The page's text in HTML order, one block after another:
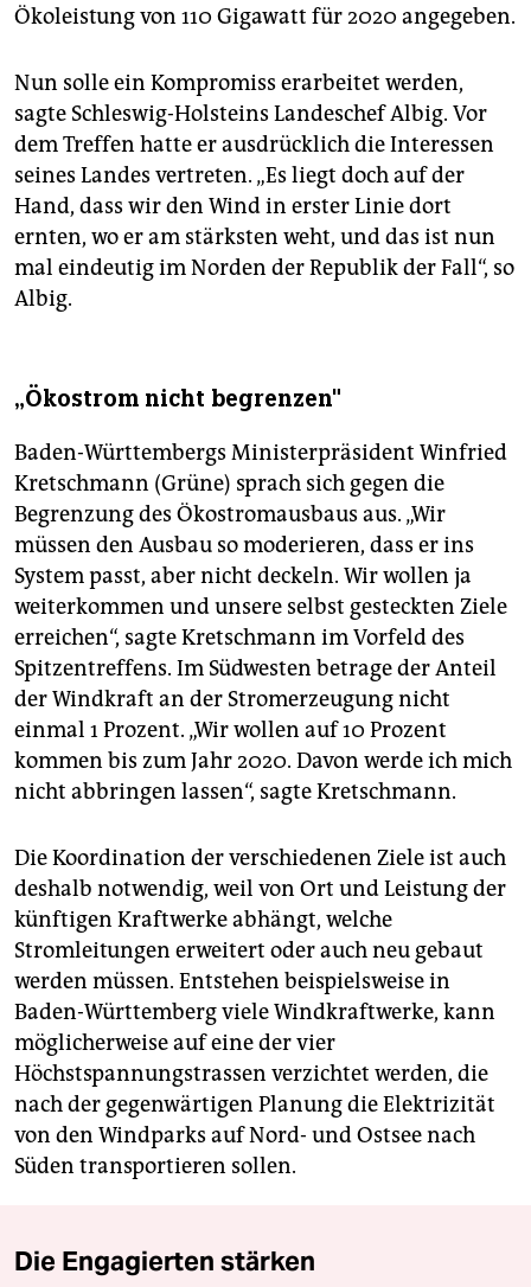
Ökoleistung von 110 Gigawatt für 2020 angegeben.
Nun solle ein Kompromiss erarbeitet werden,
sagte Schleswig-Holsteins Landeschef Albig. Vor
dem Treffen hatte er ausdrücklich die Interessen
seines Landes vertreten. „Es liegt doch auf der
Hand, dass wir den Wind in erster Linie dort
ernten, wo er am stärksten weht, und das ist nun
mal eindeutig im Norden der Republik der Fall“, so
Albig.
„Ökostrom nicht begrenzen"
Baden-Württembergs Ministerpräsident Winfried
Kretschmann (Grüne) sprach sich gegen die
Begrenzung des Ökostromausbaus aus. „Wir
müssen den Ausbau so moderieren, dass er ins
System passt, aber nicht deckeln. Wir wollen ja
weiterkommen und unsere selbst gesteckten Ziele
erreichen“, sagte Kretschmann im Vorfeld des
Spitzentreffens. Im Südwesten betrage der Anteil
der Windkraft an der Stromerzeugung nicht
einmal 1 Prozent. „Wir wollen auf 10 Prozent
kommen bis zum Jahr 2020. Davon werde ich mich
nicht abbringen lassen“, sagte Kretschmann.
Die Koordination der verschiedenen Ziele ist auch
deshalb notwendig, weil von Ort und Leistung der
künftigen Kraftwerke abhängt, welche
Stromleitungen erweitert oder auch neu gebaut
werden müssen. Entstehen beispielsweise in
Baden-Württemberg viele Windkraftwerke, kann
möglicherweise auf eine der vier
Höchstspannungstrassen verzichtet werden, die
nach der gegenwärtigen Planung die Elektrizität
von den Windparks auf Nord- und Ostsee nach
Süden transportieren sollen.
Die Engagierten stärken